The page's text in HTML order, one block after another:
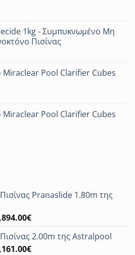
1kg - Συμπυκνωμένο Μη
Πισίνας
Miraclear Pool Clarifier Cubes
Miraclear Pool Clarifier Cubes
Pranaslide 1.80m της
€Η
τιμή
είναι:
2.00m της Astralpool
€Η